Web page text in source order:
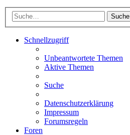
Suche
Schnellzugriff
Unbeantwortete Themen
Aktive Themen
Suche
Datenschutzerklärung
Impressum
Forumsregeln
Foren